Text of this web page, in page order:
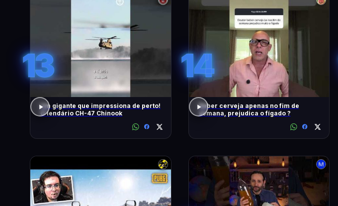
13
Um gigante que impressiona de perto!
O lendário CH-47 Chinook
14
Beber cerveja apenas no fim de
semana, prejudica o fígado ?